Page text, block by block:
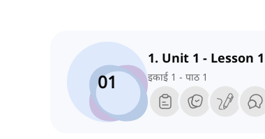
01
1. Unit 1 - Lesson 1
इकाई 1 - पाठ 1